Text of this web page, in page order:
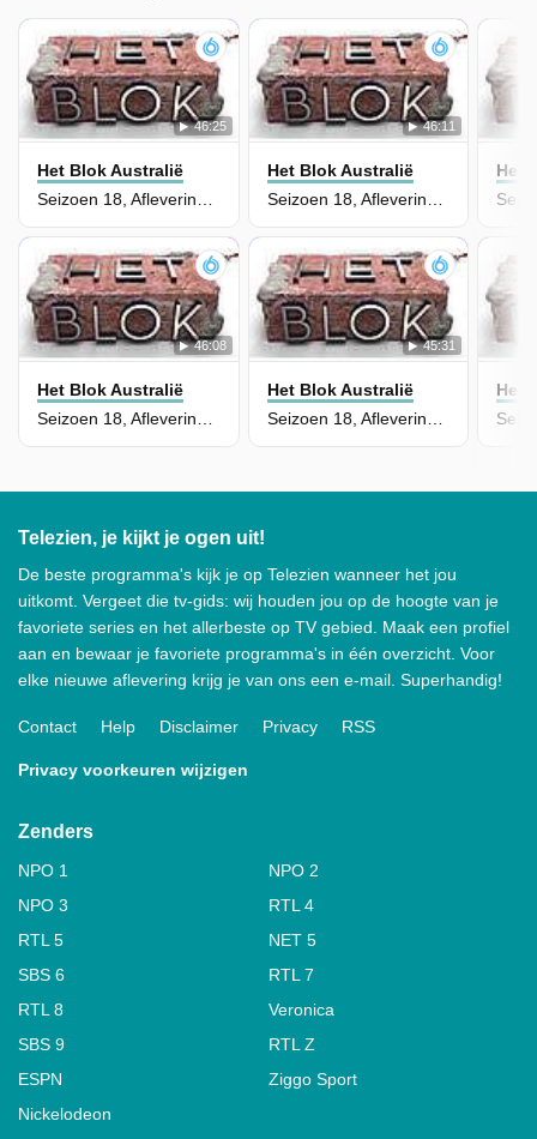
46:25
Het Blok Australië
Seizoen 18, Aflevering 34 - Office Rumpus Continues
46:11
Het Blok Australië
Seizoen 18, Aflevering 33 - Office Rumpus Begins
46:08
Het Blok Australië
45:31
Het Blok Australië
Het
Het
Telezien, je kijkt je ogen uit!
De beste programma's kijk je op Telezien wanneer het jou
uitkomt. Vergeet die tv-gids: wij houden jou op de hoogte van je
favoriete series en het allerbeste op TV gebied. Maak een profiel
aan en bewaar je favoriete programma's in één overzicht. Voor
elke nieuwe aflevering krijg je van ons een e-mail. Superhandig!
Contact Help Disclaimer Privacy RSS
Privacy voorkeuren wijzigen
Zenders
NPO 1
NPO 2
NPO 3
RTL 4
RTL 5
NET 5
SBS 6
RTL 7
RTL 8
Veronica
SBS 9
RTL Z
ESPN
Ziggo Sport
Nickelodeon